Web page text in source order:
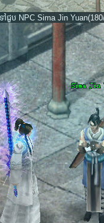
ប NPC Sima Jin